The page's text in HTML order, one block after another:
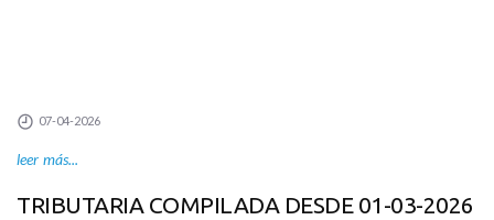
07-04-2026
leer más...
TRIBUTARIA COMPILADA DESDE 01-03-2026